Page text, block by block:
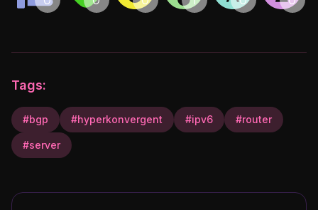
Tags:
#bgp #hyperkonvergent #ipv6 #router
#server